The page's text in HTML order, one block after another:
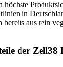
in
bereits aus rein
der